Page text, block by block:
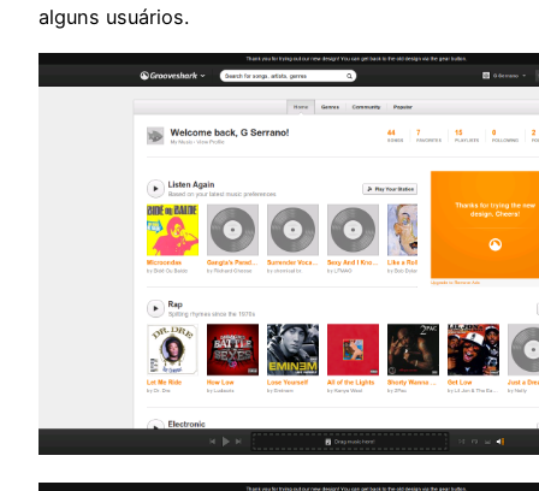
alguns usuários.